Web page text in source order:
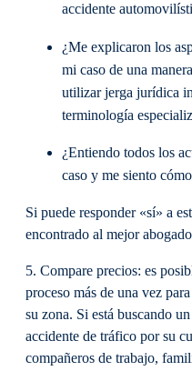
accidente
¿Me explicaron los
mi caso de una
utilizar jerga jurídica
terminología
¿Entiendo todos los
caso y me siento
Si puede responder «sí» a
encontrado al mejor
5. Compare precios: es
proceso más de una vez
su zona. Si está buscando
accidente de tráfico por su
compañeros de trabajo,